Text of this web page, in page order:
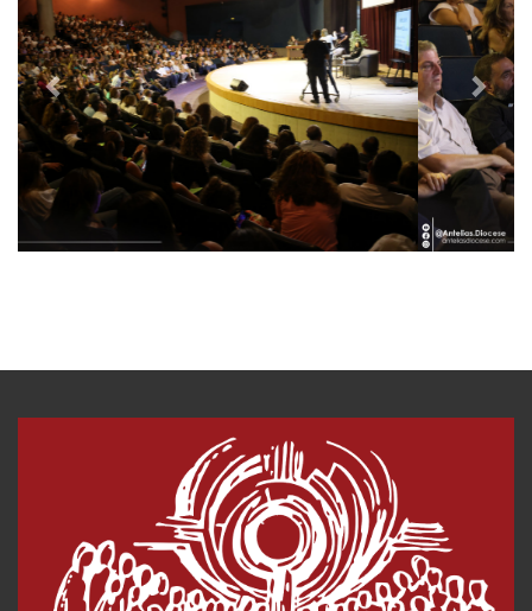
v
i
o
u
s
t